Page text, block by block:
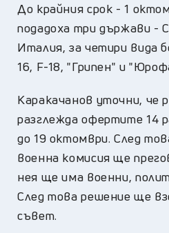
До крайния срок - 1
подадоха три държави
Италия, за четири вида
16, F-18, "Грипен" и
Каракачанов уточни, че
разглежда офертите 14
до 19 октомври. След
военна комисия ще
нея ще има военни,
След това решение ще
съвет.